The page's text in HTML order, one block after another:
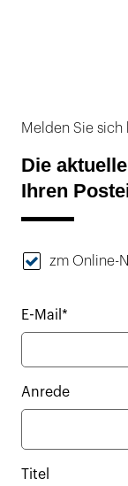
Melden Sie sich
Die
Ihren
zm Online-
E-Mail*
Anrede
Titel